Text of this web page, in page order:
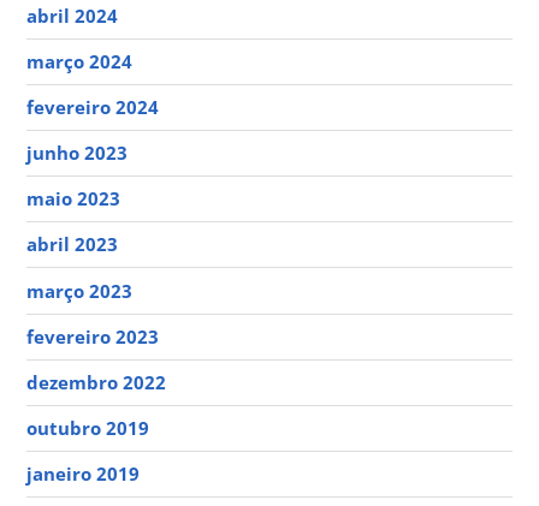
abril 2024
março 2024
fevereiro 2024
junho 2023
maio 2023
abril 2023
março 2023
fevereiro 2023
dezembro 2022
outubro 2019
janeiro 2019